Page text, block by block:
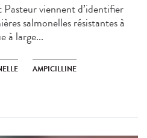
viennent d’identifier
salmonelles résistantes à
à large...
AMPICILLINE